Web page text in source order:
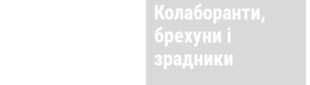
Колаборанти,
брехуни і
зрадники